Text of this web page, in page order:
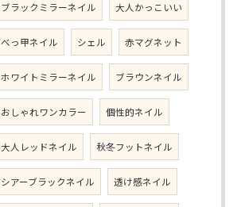
ブラックミラーネイル 大人かっこいい
べっ甲ネイル シェル 赤マグネット
ホワイトミラーネイル ブラウンネイル
おしゃれワンカラー 個性的ネイル
大人レッドネイル 秋冬フットネイル
シアーブラックネイル 透け感ネイル